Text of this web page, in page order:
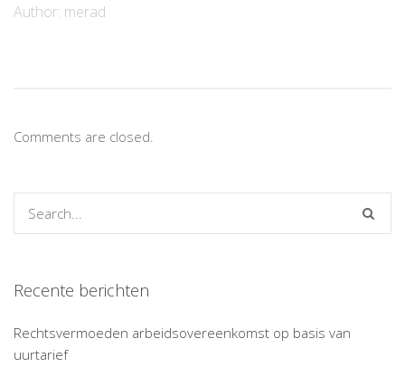
Author: merad
Comments are closed.
Recente berichten
Rechtsvermoeden arbeidsovereenkomst op basis van
uurtarief